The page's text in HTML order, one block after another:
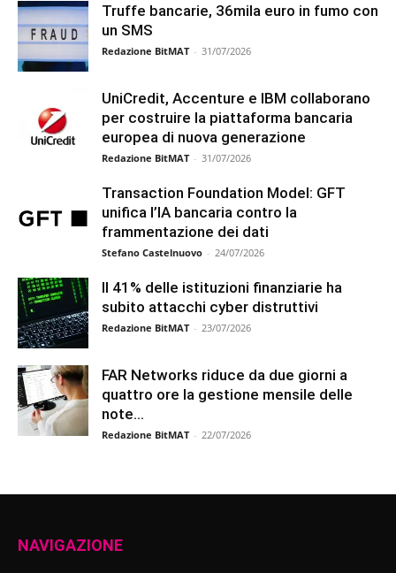
Truffe bancarie, 36mila euro in fumo con
un SMS
Redazione BitMAT - 31/07/2026
UniCredit, Accenture e IBM collaborano
per costruire la piattaforma bancaria
europea di nuova generazione
Redazione BitMAT - 31/07/2026
Transaction Foundation Model: GFT
unifica l’IA bancaria contro la
frammentazione dei dati
Stefano Castelnuovo - 24/07/2026
Il 41% delle istituzioni finanziarie ha
subito attacchi cyber distruttivi
Redazione BitMAT - 23/07/2026
FAR Networks riduce da due giorni a
quattro ore la gestione mensile delle
note...
Redazione BitMAT - 22/07/2026
NAVIGAZIONE